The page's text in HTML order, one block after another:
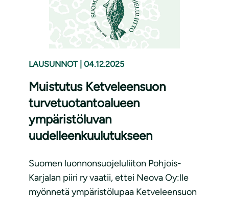
LAUSUNNOT 04.12.2025
Muistutus Ketveleensuon
turvetuotantoalueen
ympäristöluvan
uudelleenkuulutukseen
Suomen luonnonsuojeluliiton Pohjois-
Karjalan piiri ry vaatii, ettei Neova Oy:lle
myönnetä ympäristölupaa Ketveleensuon